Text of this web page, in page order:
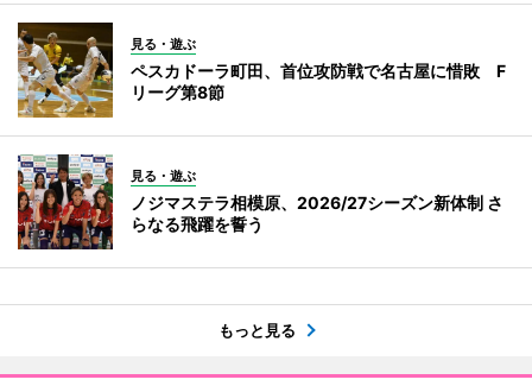
見る・遊ぶ
ペスカドーラ町田、首位攻防戦で名古屋に惜敗 F
リーグ第8節
見る・遊ぶ
ノジマステラ相模原、2026/27シーズン新体制 さ
らなる飛躍を誓う
もっと見る